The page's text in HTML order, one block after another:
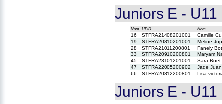
Juniors E - U11
Num. UPID Nom
16 STFRA21408201001
Camille
19
STFRA20810201001
Meline
28
STFRA21011200801
Fanely
33
STFRA20910200801
Maryam
45
STFRA23101201001
Sara
47
STFRA22005200902
Jade
66
STFRA20812200801 Lisa-
Juniors E - U11